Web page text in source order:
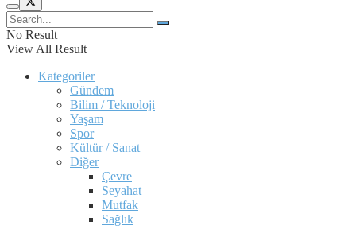
No Result
View All Result
Kategoriler
Gündem
Bilim / Teknoloji
Yaşam
Spor
Kültür / Sanat
Diğer
Çevre
Seyahat
Mutfak
Sağlık